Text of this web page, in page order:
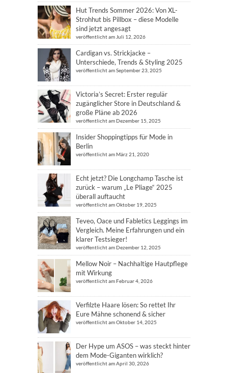
Hut Trends Sommer 2026: Von XL-
Strohhut bis Pillbox – diese Modelle
sind jetzt angesagt
veröffentlicht am Juli 12, 2026
Cardigan vs. Strickjacke –
Unterschiede, Trends & Styling 2025
veröffentlicht am September 23, 2025
Victoria’s Secret: Erster regulär
zugänglicher Store in Deutschland &
große Pläne ab 2026
veröffentlicht am Dezember 15, 2025
Insider Shoppingtipps für Mode in
Berlin
veröffentlicht am März 21, 2020
Echt jetzt? Die Longchamp Tasche ist
zurück – warum „Le Pliage“ 2025
überall auftaucht
veröffentlicht am Oktober 19, 2025
Teveo, Oace und Fabletics Leggings im
Vergleich. Meine Erfahrungen und ein
klarer Testsieger!
veröffentlicht am Dezember 12, 2025
Mellow Noir – Nachhaltige Hautpflege
mit Wirkung
veröffentlicht am Februar 4, 2026
Verfilzte Haare lösen: So rettet Ihr
Eure Mähne schonend & sicher
veröffentlicht am Oktober 14, 2025
Der Hype um ASOS – was steckt hinter
dem Mode-Giganten wirklich?
veröffentlicht am April 30, 2026